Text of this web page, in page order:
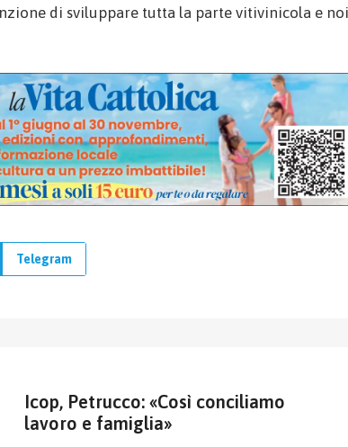
di sviluppare tutta la parte vitivinicola e noi
Telegram
Icop, Petrucco: «Così conciliamo
lavoro e famiglia»